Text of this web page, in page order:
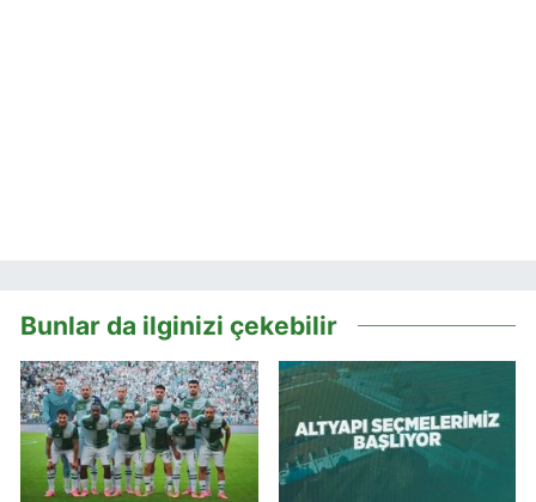
Bunlar da ilginizi çekebilir